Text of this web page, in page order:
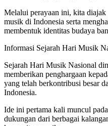
Melalui perayaan ini, kita diajak
musik di Indonesia serta
membentuk identitas budaya
Informasi Sejarah Hari Musik
Sejarah Hari Musik Nasional
memberikan penghargaan
yang telah berkontribusi besar
Indonesia.
Ide ini pertama kali muncul
dukungan dari berbagai